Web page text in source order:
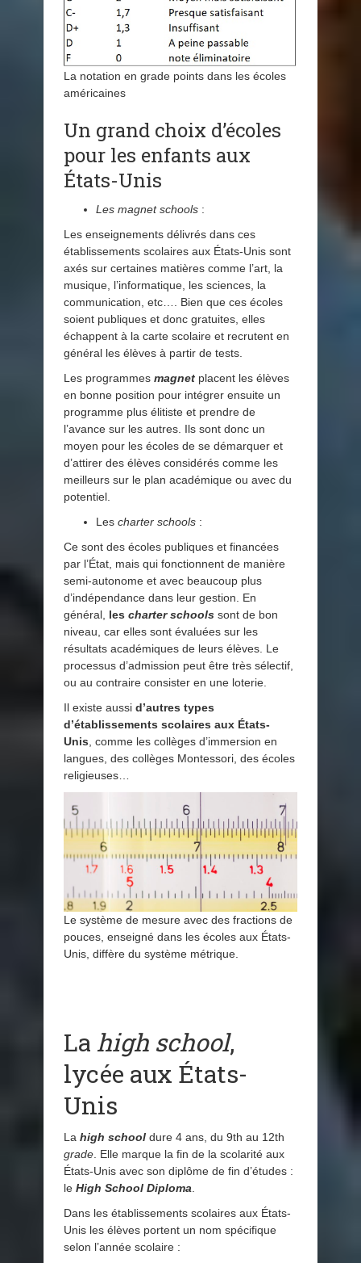
La notation en grade points dans les écoles
américaines
Un grand choix d’écoles
pour les enfants aux
États-Unis
Les magnet schools :
Les enseignements délivrés dans ces
établissements scolaires aux États-Unis sont
axés sur certaines matières comme l’art, la
musique, l’informatique, les sciences, la
communication, etc…. Bien que ces écoles
soient publiques et donc gratuites, elles
échappent à la carte scolaire et recrutent en
général les élèves à partir de tests.
Les programmes magnetplacent les élèves
en bonne position pour intégrer ensuite un
programme plus élitiste et prendre de
l’avance sur les autres. Ils sont donc un
moyen pour les écoles de se démarquer et
d’attirer des élèves considérés comme les
meilleurs sur le plan académique ou avec du
potentiel.
Les charter schools:
Ce sont des écoles publiques et financées
par l’État, mais qui fonctionnent de manière
semi-autonome et avec beaucoup plus
d’indépendance dans leur gestion. En
général, les charter schoolssont de bon
niveau, car elles sont évaluées sur les
résultats académiques de leurs élèves. Le
processus d’admission peut être très sélectif,
ou au contraire consister en une loterie.
Il existe aussi d’autres types
d’établissements scolaires aux États-
Unis , comme les collèges d’immersion en
langues, des collèges Montessori, des écoles
religieuses…
Le système de mesure avec des fractions de
pouces, enseigné dans les écoles aux États-
Unis, diffère du système métrique.
La high school,
lycée aux États-
Unis
La high schooldure 4 ans, du 9th au 12th
grade. Elle marque la fin de la scolarité aux
États-Unis avec son diplôme de fin d’études :
le High School Diploma
Dans les établissements scolaires aux États-
Unis les élèves portent un nom spécifique
selon l’année scolaire :